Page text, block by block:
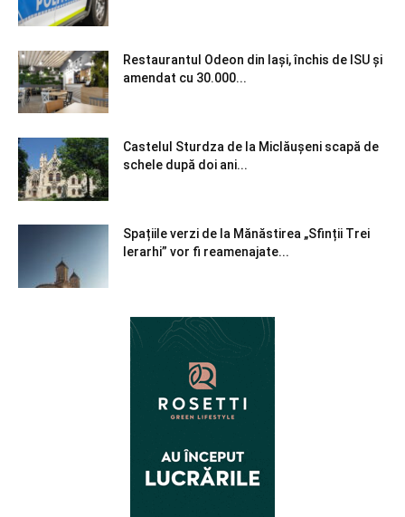
Restaurantul Odeon din Iași, închis de ISU și
amendat cu 30.000...
Castelul Sturdza de la Miclăușeni scapă de
schele după doi ani...
Spațiile verzi de la Mănăstirea „Sfinții Trei
Ierarhi” vor fi reamenajate...